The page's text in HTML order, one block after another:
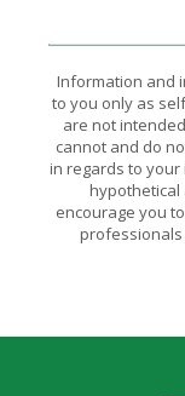
Information and
to you only as
are not
cannot and do
in regards to your
hypothetical
encourage you
professionals